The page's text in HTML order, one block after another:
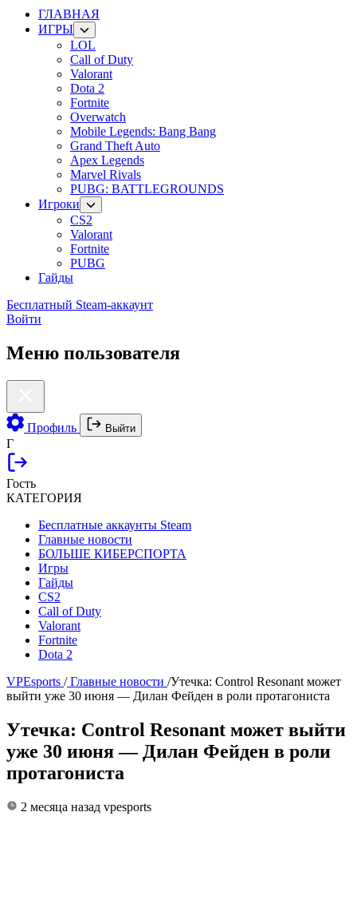
ГЛАВНАЯ
ИГРЫ
LOL
Call of Duty
Valorant
Dota 2
Fortnite
Overwatch
Mobile Legends: Bang Bang
Grand Theft Auto
Apex Legends
Marvel Rivals
PUBG: BATTLEGROUNDS
Игроки
CS2
Valorant
Fortnite
PUBG
Гайды
Бесплатный Steam-аккаунт
Войти
Меню пользователя
Профиль Выйти
Г
Гость
КАТЕГОРИЯ
Бесплатные аккаунты Steam
Главные новости
БОЛЬШЕ КИБЕРСПОРТА
Игры
Гайды
CS2
Call of Duty
Valorant
Fortnite
Dota 2
VPEsports / Главные новости /Утечка: Control Resonant может
выйти уже 30 июня — Дилан Фейден в роли протагониста
Утечка: Control Resonant может выйти
уже 30 июня — Дилан Фейден в роли
протагониста
2 месяца назад vpesports